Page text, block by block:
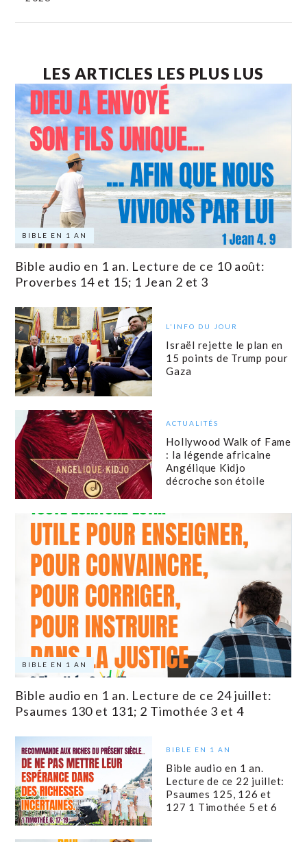
LES ARTICLES LES PLUS LUS
BIBLE EN 1 AN
Bible audio en 1 an. Lecture de ce 10 août:
Proverbes 14 et 15; 1 Jean 2 et 3
L'INFO DU JOUR
Israël rejette le plan en
15 points de Trump pour
Gaza
ACTUALITÉS
Hollywood Walk of Fame
: la légende africaine
Angélique Kidjo
décroche son étoile
BIBLE EN 1 AN
Bible audio en 1 an. Lecture de ce 24 juillet:
Psaumes 130 et 131; 2 Timothée 3 et 4
BIBLE EN 1 AN
Bible audio en 1 an.
Lecture de ce 22 juillet:
Psaumes 125, 126 et
127 1 Timothée 5 et 6